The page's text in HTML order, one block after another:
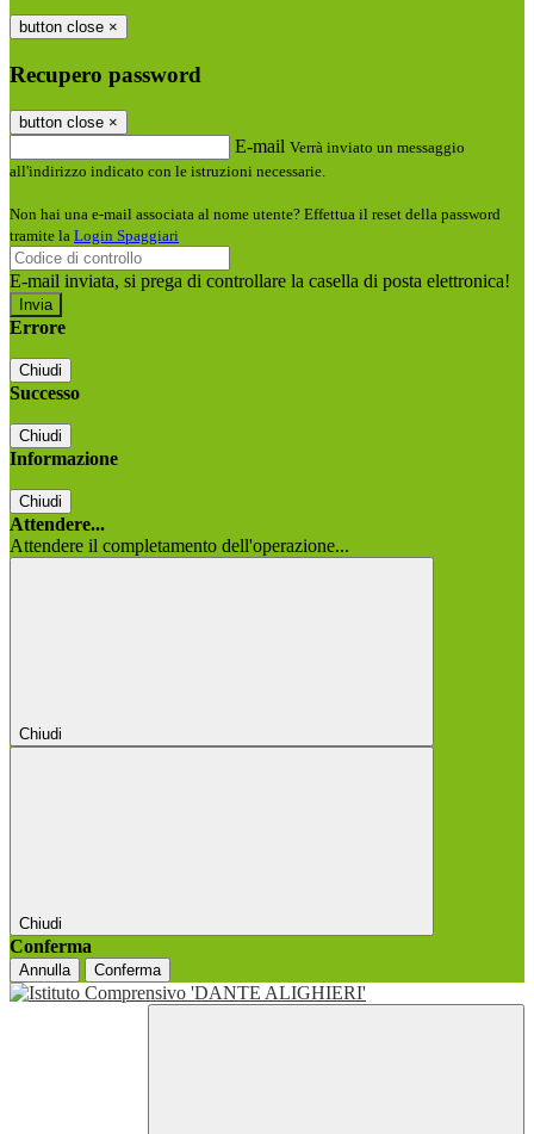
button close ×
Recupero password
button close ×
E-mail Verrà inviato un messaggio
all'indirizzo indicato con le istruzioni necessarie.
Non hai una e-mail associata al nome utente? Effettua il reset della password
tramite la Login Spaggiari
E-mail inviata, si prega di controllare la casella di posta elettronica!
Errore
Chiudi
Successo
Chiudi
Informazione
Chiudi
Attendere...
Attendere il completamento dell'operazione...
Chiudi
Chiudi
Conferma
Annulla Conferma